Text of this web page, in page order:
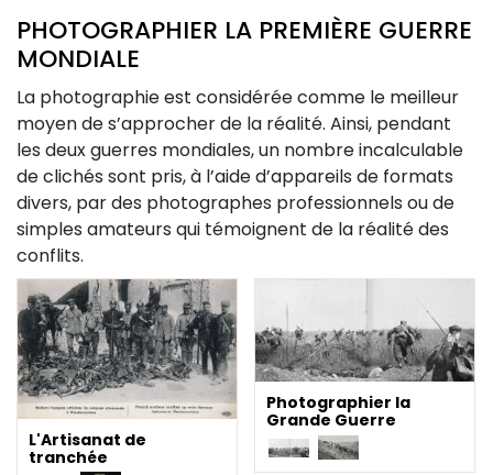
PHOTOGRAPHIER LA PREMIÈRE GUERRE
MONDIALE
La photographie est considérée comme le meilleur
moyen de s’approcher de la réalité. Ainsi, pendant
les deux guerres mondiales, un nombre incalculable
de clichés sont pris, à l’aide d’appareils de formats
divers, par des photographes professionnels ou de
simples amateurs qui témoignent de la réalité des
conflits.
L'Artisanat de
tranchée
Photographier la
Grande Guerre